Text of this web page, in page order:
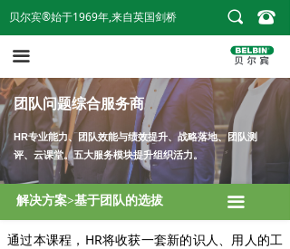
뀰
끀
首页
贝尔宾®团队角色
贝尔宾®测评报告
贝尔宾®授证课
内训与咨询
案例和资讯
贝尔宾®始于1969年,来自英国剑桥 끠
HR专业能力、团队效能与绩效提升、战略落地、团队测
评、云课堂。五大服务模块提升组织活力。
团队问题综合服务商
解决方案>基于团队的选拔 끀
人才盘点2.0
战略落地
建立高业绩团队
团队领导力
认知自我 了解伙伴
工作解码
通过本课程，HR将收获一套新的识人、用人的工